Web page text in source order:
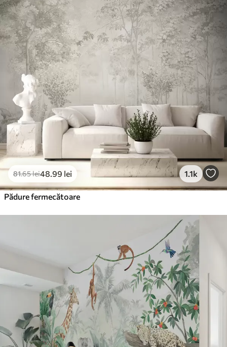
Standard
166.6599.99 lei/m²
Premium
220.02132.01 lei
Vinil Premium
250.00150.00lei/m²
Peel and Stick
300.00
81.65lei48 .99 lei 1.1k
Pădure fermecătoare